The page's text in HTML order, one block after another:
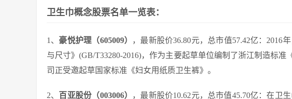
卫生巾概念股票名单一览表：
1、 豪悦护理（605009）
，最新股价36.80元，总市值57.42亿：2016
与尺寸》(GB/T33280-2016)，作为主要起草单位编制了浙江制造标准
司正受邀起草国家标准《妇女用纸质卫生裤》。
2、 百亚股份（003006）
，最新股价10.62元，总市值45.70亿：在卫